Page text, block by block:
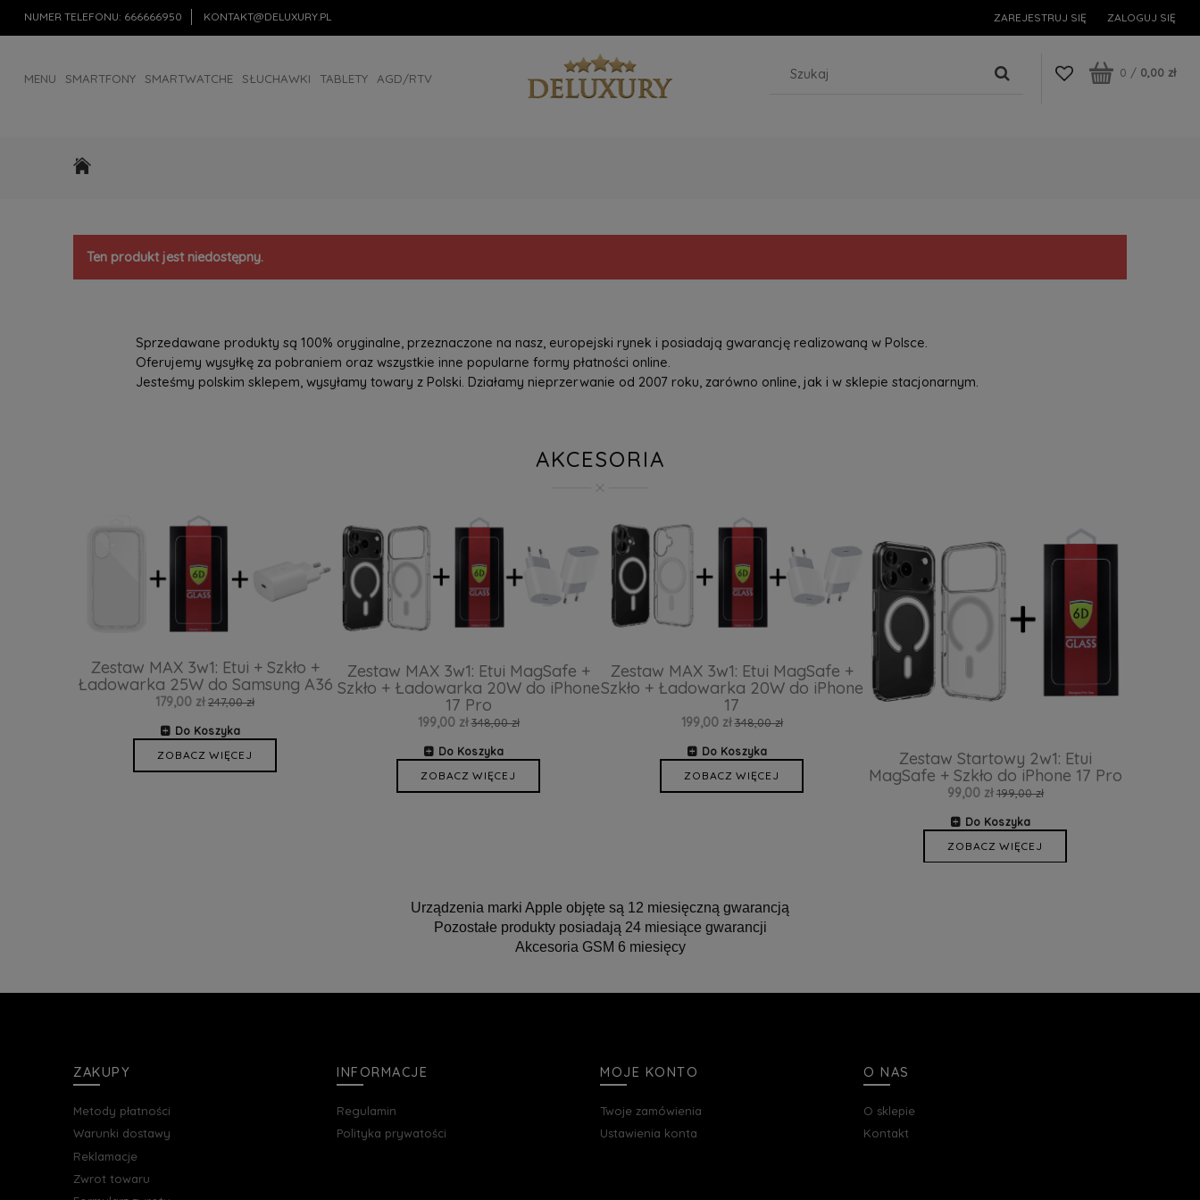
NUMER TELEFONU: 666666950 KONTAKT@DELUXURY.PL ZAREJESTRUJ SIĘ ZALOGUJ SIĘ
MENU SMARTFONY SMARTWATCHE SŁUCHAWKI TABLETY AGD/RTV 0 / 0,00 zł
Ten produkt jest niedostępny.
Sprzedawane produkty są 100% oryginalne, przeznaczone na nasz, europejski rynek i posiadają gwarancję realizowaną w Polsce.
Oferujemy wysyłkę za pobraniem oraz wszystkie inne popularne formy płatności online.
Jesteśmy polskim sklepem, wysyłamy towary z Polski. Działamy nieprzerwanie od 2007 roku, zarówno online, jak i w sklepie stacjonarnym.
AKCESORIA
Zestaw MAX 3w1: Etui + Szkło +
Ładowarka 25W do Samsung A36
179,00 zł 247,00 zł
Do Koszyka
ZOBACZ WIĘCEJ
Zestaw MAX 3w1: Etui MagSafe +
Szkło + Ładowarka 20W do iPhone
17 Pro
199,00 zł 348,00 zł
Do Koszyka
ZOBACZ WIĘCEJ
Zestaw MAX 3w1: Etui MagSafe +
Szkło + Ładowarka 20W do iPhone
17
199,00 zł 348,00 zł
Do Koszyka
ZOBACZ WIĘCEJ
Zestaw Startowy 2w1: Etui
MagSafe + Szkło do iPhone 17 Pro
99,00 zł 199,00 zł
Do Koszyka
ZOBACZ WIĘCEJ
Urządzenia marki Apple objęte są 12 miesięczną gwarancją
Pozostałe produkty posiadają 24 miesiące gwarancji
Akcesoria GSM 6 miesięcy
ZAKUPY
Metody płatności
Warunki dostawy
Reklamacje
Zwrot towaru
INFORMACJE
Regulamin
Polityka prywatości
MOJE KONTO
Twoje zamówienia
Ustawienia konta
O NAS
O sklepie
Kontakt